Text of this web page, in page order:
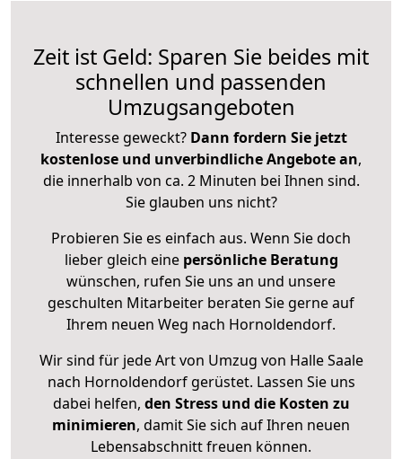
Zeit ist Geld: Sparen Sie beides mit
schnellen und passenden
Umzugsangeboten
Interesse geweckt? Dann fordern Sie jetzt
kostenlose und unverbindliche Angebote an,
die innerhalb von ca. 2 Minuten bei Ihnen sind.
Sie glauben uns nicht?
Probieren Sie es einfach aus. Wenn Sie doch
lieber gleich eine persönliche Beratung
wünschen, rufen Sie uns an und unsere
geschulten Mitarbeiter beraten Sie gerne auf
Ihrem neuen Weg nach Hornoldendorf.
Wir sind für jede Art von Umzug von Halle Saale
nach Hornoldendorf gerüstet. Lassen Sie uns
dabei helfen, den Stress und die Kosten zu
minimieren, damit Sie sich auf Ihren neuen
Lebensabschnitt freuen können.